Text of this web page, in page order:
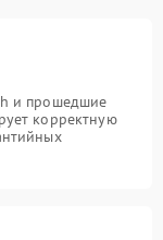
и прошедшие
корректную